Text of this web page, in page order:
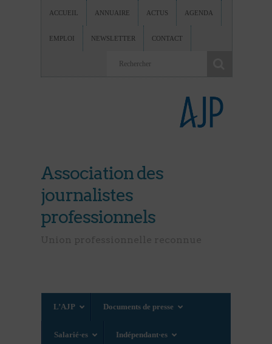
ACCUEIL ANNUAIRE ACTUS AGENDA
EMPLOI NEWSLETTER CONTACT
Association des
journalistes
professionnels
L’AJP Documents de presse
Salarié·es Indépendant·es